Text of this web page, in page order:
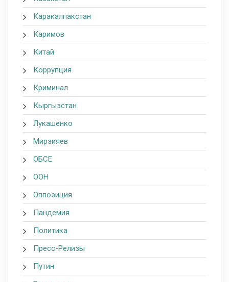
Каракалпакстан
Каримов
Китай
Коррупция
Криминал
Кыргызстан
Лукашенко
Мирзияев
ОБСЕ
ООН
Оппозиция
Пандемия
Политика
Пресс-Релизы
Путин